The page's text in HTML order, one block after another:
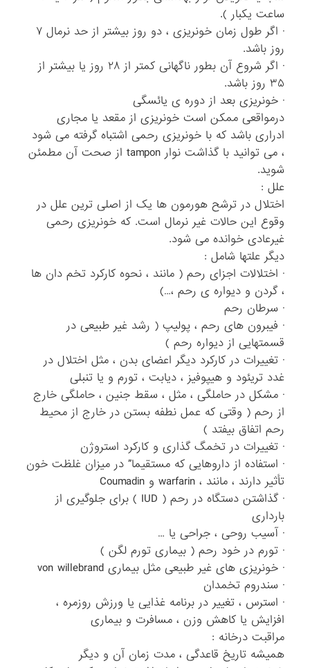
ساعت یکبار ).
· اگر طول زمان خونریزی ، دو روز بیشتر از حد نرمال ۷
روز باشد.
· اگر شروع آن بطور ناگهانی کمتر از ۲۸ روز یا بیشتر از
۳۵ روز باشد.
· خونریزی بعد از دوره ی یائسگی
درمواقعی ممکن است خونریزی از مقعد یا مجاری
ادراری باشد که با خونریزی رحمی اشتباه گرفته می شود
، می توانید با گذاشت نوار tampon از صحت آن مطمئن
شوید.
علل :
اختلال در ترشح هورمون ها یک از اصلی ترین علل در
وقوع این حالات غیر نرمال است. که خونریزی رحمی
غیرعادی خوانده می شود.
دیگر علتها شامل :
· اختلالات اجزای رحم ( مانند ، نحوه کارکرد تخم دان ها
، گردن و دیواره ی رحم ،…)
· سرطان رحم
· فیبرون های رحم ، پولیپ ( رشد غیر طبیعی در
قسمتهایی از دیواره رحم )
· تغییرات در کارکرد دیگر اعضای بدن ، مثل اختلال در
غدد تریئود و هیپوفیز ، دیابت ، تورم و یا تنبلی
· مشکل در حاملگی ، مثل ، سقط جنین ، حاملگی خارج
از رحم ( وقتی که عمل نطفه بستن در خارج از محیط
رحم اتفاق بیفتد )
· تغییرات در تخمگ گذاری و کارکرد استروژن
· استفاده از داروهایی که مستقیما” در میزان غلظت خون
تأثیر دارند ، مانند ، warfarin و Coumadin
· گذاشتن دستگاه در رحم ( IUD ) برای جلوگیری از
بارداری
· آسیب روحی ، جراحی یا …
· تورم در خود رحم ( بیماری تورم لگن )
· خونریزی های غیر طبیعی مثل بیماری von willebrand
· سندروم تخمدان
· استرس ، تغییر در برنامه غذایی یا ورزش روزمره ،
افزایش یا کاهش وزن ، مسافرت و بیماری
مراقبت درخانه :
همیشه تاریخ قاعدگی ، مدت زمان آن و دیگر